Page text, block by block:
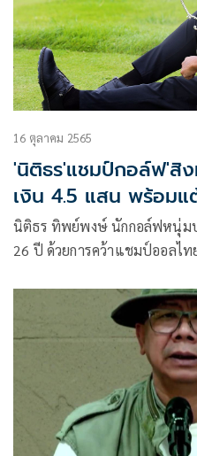
16 ตุลาคม 2565
'นิติธร'แชมป์กอล์ฟ'สิ
เงิน 4.5 แสน พร้อมแ
นิติธร ทิพย์พงษ์ นักกอล์ฟหนุ่ม
26 ปี ด้วยการคว้าแชมป์ออลไ
วัน 19 อันเดอร์พาร์ 261 ทิ้งอั
โตรก ในการแข่งขันกอล์ฟอา
รายการสิงห์ บางกอก โอเพ่น
ณ สนามบางกอก กอล์ฟ คลับ ระ
ปทุมธานี เมื่อ 16 ต.ค.65